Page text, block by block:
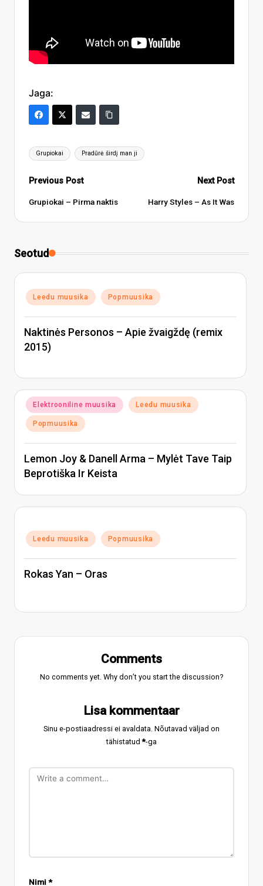
Jaga:
Tags:
Grupiokai Pradūrė širdį man ji
Post
navigation
Previous Post
Grupiokai – Pirma naktis
Next Post
Harry Styles – As It Was
Seotud
Posted
in
Leedu muusika Popmuusika
Naktinės Personos – Apie žvaigždę (remix
2015)
Posted
in
Elektrooniline muusika Leedu muusika
Popmuusika
Lemon Joy & Danell Arma – Mylėt Tave Taip
Beprotiška Ir Keista
Posted
in
Leedu muusika Popmuusika
Rokas Yan – Oras
Comments
No comments yet. Why don’t you start the discussion?
Lisa kommentaar
Sinu e-postiaadressi ei avaldata. Nõutavad väljad on
tähistatud*-ga
Nimi*